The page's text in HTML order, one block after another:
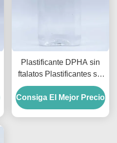
Plastificante DPHA sin
ftalatos Plastificantes sin
ftalatos para PVC a baja
temperatura
Consiga El Mejor Precio